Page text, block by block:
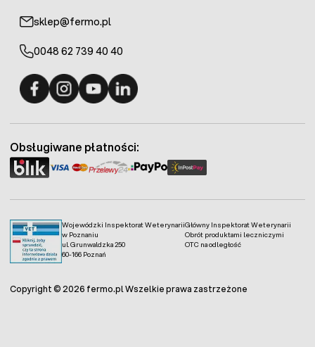
sklep@fermo.pl
0048 62 739 40 40
Wojewódzki Inspektorat Weterynarii
w Poznaniu
ul. Grunwaldzka 250
60-166 Poznań
Główny Inspektorat Weterynarii
Obrót produktami leczniczymi
OTC na odległość
Obsługiwane płatności:
Copyright © 2026 fermo.pl Wszelkie prawa zastrzeżone